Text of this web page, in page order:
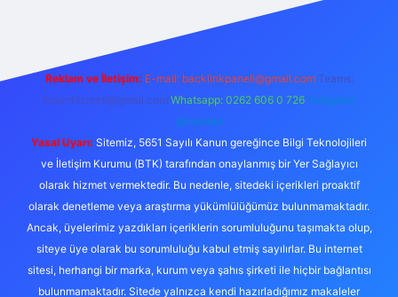
Reklam ve İletişim: E-mail: backlinkpaneli@gmail.com Teams:
forumhizmeti@gmail.com Whatsapp: 0262 606 0 726 Telegram:
@karabul
Yasal Uyarı: Sitemiz, 5651 Sayılı Kanun gereğince Bilgi Teknolojileri
ve İletişim Kurumu (BTK) tarafından onaylanmış bir Yer Sağlayıcı
olarak hizmet vermektedir. Bu nedenle, sitedeki içerikleri proaktif
olarak denetleme veya araştırma yükümlülüğümüz bulunmamaktadır.
Ancak, üyelerimiz yazdıkları içeriklerin sorumluluğunu taşımakta olup,
siteye üye olarak bu sorumluluğu kabul etmiş sayılırlar. Bu internet
sitesi, herhangi bir marka, kurum veya şahıs şirketi ile hiçbir bağlantısı
bulunmamaktadır. Sitede yalnızca kendi hazırladığımız makaleler